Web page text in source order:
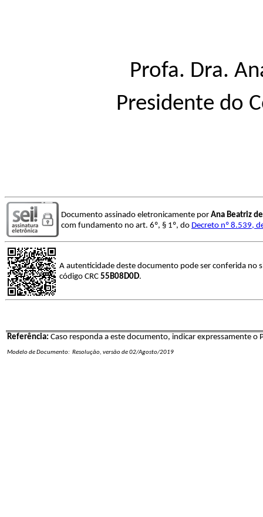
Profa. Dra.
Presidente do
Documento assinado eletronicamente por Ana Beatriz
com fundamento no art. 6º, § 1º, do Decreto nº 8.539,
A autenticidade deste documento pode ser conferida no
código CRC 55B08D0D.
Referência: Caso responda a este documento, indicar expressamente
Modelo de Documento: Resolução, versão de 02/Agosto/2019